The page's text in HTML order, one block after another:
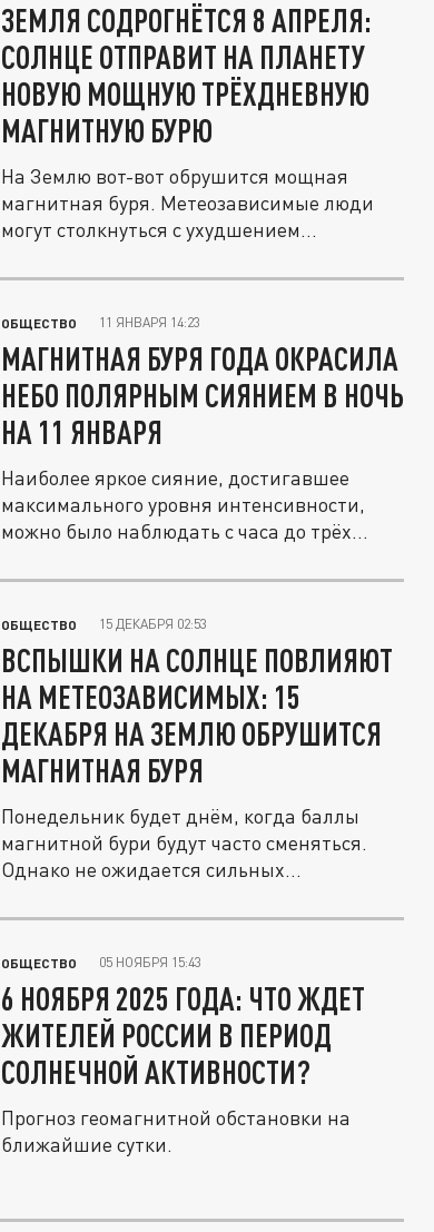
ЗЕМЛЯ СОДРОГНЁТСЯ 8 АПРЕЛЯ:
СОЛНЦЕ ОТПРАВИТ НА ПЛАНЕТУ
НОВУЮ МОЩНУЮ ТРЁХДНЕВНУЮ
МАГНИТНУЮ БУРЮ
На Землю вот-вот обрушится мощная
магнитная буря. Метеозависимые люди
могут столкнуться с ухудшением...
ОБЩЕСТВО 11 ЯНВАРЯ 14:23
МАГНИТНАЯ БУРЯ ГОДА ОКРАСИЛА
НЕБО ПОЛЯРНЫМ СИЯНИЕМ В НОЧЬ
НА 11 ЯНВАРЯ
Наиболее яркое сияние, достигавшее
максимального уровня интенсивности,
можно было наблюдать с часа до трёх...
ОБЩЕСТВО 15 ДЕКАБРЯ 02:53
ВСПЫШКИ НА СОЛНЦЕ ПОВЛИЯЮТ
НА МЕТЕОЗАВИСИМЫХ: 15
ДЕКАБРЯ НА ЗЕМЛЮ ОБРУШИТСЯ
МАГНИТНАЯ БУРЯ
Понедельник будет днём, когда баллы
магнитной бури будут часто сменяться.
Однако не ожидается сильных...
ОБЩЕСТВО 05 НОЯБРЯ 15:43
6 НОЯБРЯ 2025 ГОДА: ЧТО ЖДЕТ
ЖИТЕЛЕЙ РОССИИ В ПЕРИОД
СОЛНЕЧНОЙ АКТИВНОСТИ?
Прогноз геомагнитной обстановки на
ближайшие сутки.